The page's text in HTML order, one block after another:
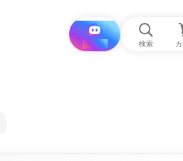
i と探す 検索